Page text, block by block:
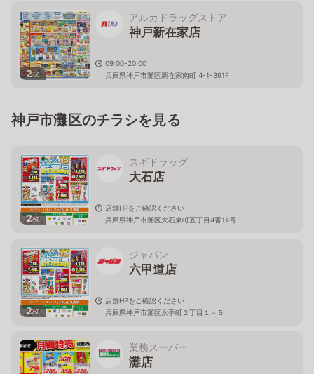
2枚
アルカドラッグストア
神戸新在家店
09:00-20:00
兵庫県神戸市灘区新在家南町 4-1-391F
神戸市灘区のチラシを見る
2枚
スギドラッグ
大石店
店舗HPをご確認ください
兵庫県神戸市灘区大石東町五丁目4番14号
2枚
ジャパン
六甲道店
店舗HPをご確認ください
兵庫県神戸市灘区永手町２丁目１－５
業務スーパー
灘店